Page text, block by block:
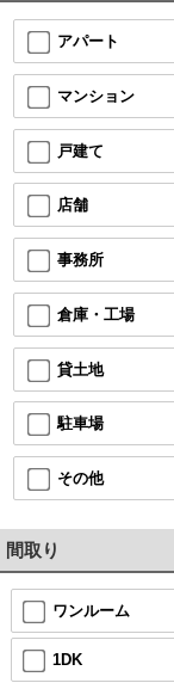
アパート
マンション
戸建て
店舗
事務所
倉庫・工場
貸土地
駐車場
その他
間取り
ワンルーム
1DK